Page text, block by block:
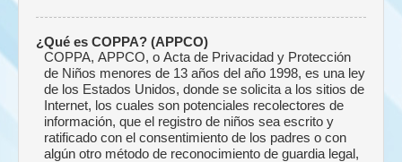
¿Qué es COPPA? (APPCO)
COPPA, APPCO, o Acta de Privacidad y Protección
de Niños menores de 13 años del año 1998, es una ley
de los Estados Unidos, donde se solicita a los sitios de
Internet, los cuales son potenciales recolectores de
información, que el registro de niños sea escrito y
ratificado con el consentimiento de los padres o con
algún otro método de reconocimiento de guardia legal,